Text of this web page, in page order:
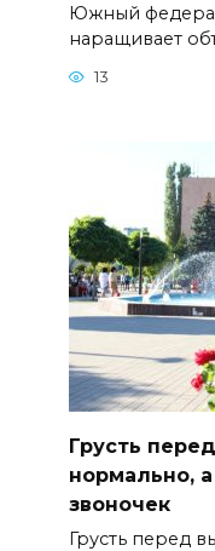
Южный
наращивает
13
Грусть
нормально,
звоночек
Грусть перед